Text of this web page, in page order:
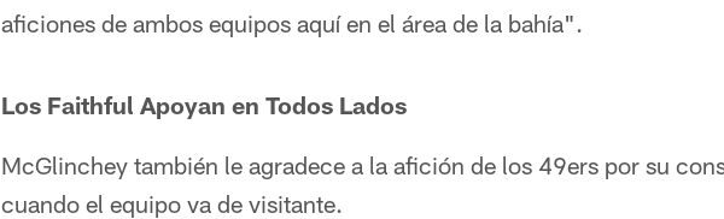
aficiones de ambos equipos aquí en el área de la bahía".
Los Faithful Apoyan en Todos Lados
McGlinchey también le agradece a la afición de los 49ers por su
cuando el equipo va de visitante.